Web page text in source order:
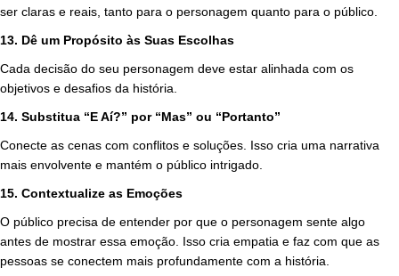
ser claras e reais, tanto para o personagem quanto para o público.
13. Dê um Propósito às Suas Escolhas
Cada decisão do seu personagem deve estar alinhada com os
objetivos e desafios da história.
14. Substitua “E Aí?” por “Mas” ou “Portanto”
Conecte as cenas com conflitos e soluções. Isso cria uma narrativa
mais envolvente e mantém o público intrigado.
15. Contextualize as Emoções
O público precisa de entender por que o personagem sente algo
antes de mostrar essa emoção. Isso cria empatia e faz com que as
pessoas se conectem mais profundamente com a história.